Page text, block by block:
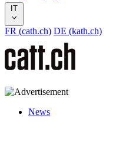
IT
FR (cath.ch) DE (kath.ch)
News